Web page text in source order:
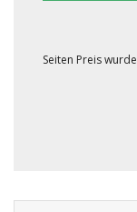
Seiten Preis